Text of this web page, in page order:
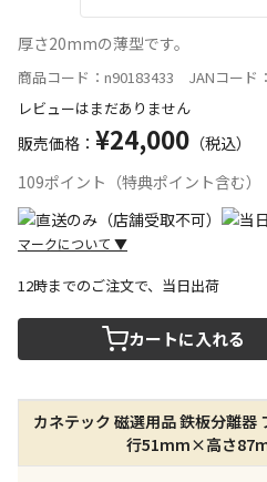
厚さ20mmの薄型です。
商品コード：n90183433 JANコード
レビューはまだありません
販売価格： ¥24,000 （税込）
109ポイント（特典ポイント含む）
マークについて ▼
宅配や店舗受取を選択で
店舗のみで受取できる
できません）
※同時購入の商品は、全
す
12時までのご注文で、当日出荷
カートに入れる
カネテック 磁選用品 鉄板分離
行51mm×高さ